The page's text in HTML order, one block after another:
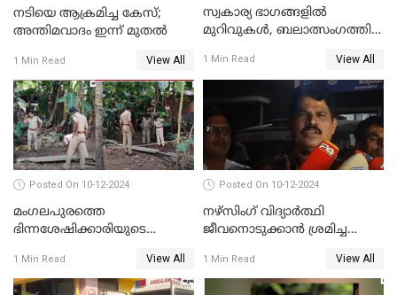
നടിയെ ആക്രമിച്ച കേസ്;
അന്തിമവാദം ഇന്ന് മുതല്‍
1 Min Read View All
സ്വകാര്യ ഭാഗങ്ങളിൽ
മുറിവുകൾ, ബലാത്സംഗത്തിന്
കൊലപാതകത്തില്‍
പോസ്റ്റ്‌മോർട്ടം റിപ്പോർട്ട്
1 Min Read View All
Posted On 10-12-2024
മംഗലപുരത്തെ
ഭിന്നശേഷിക്കാരിയുടെ
സംശയിക്കുന്നയാള്‍
കസ്റ്റഡിയില്‍
1 Min Read View All
Posted On 10-12-2024
നഴ്‌സിംഗ് വിദ്യാർത്ഥി
ജീവനൊടുക്കാന്‍ ശ്രമിച്ച
മാറ്റിയതായി മൻസൂർ
ആശുപത്രി എം.ഡി ഷംസുദ്ദീൻ
1 Min Read View All